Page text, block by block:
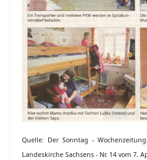
Quelle: Der Sonntag -
Landeskirche Sachsens - Nr. 14 vom 7.